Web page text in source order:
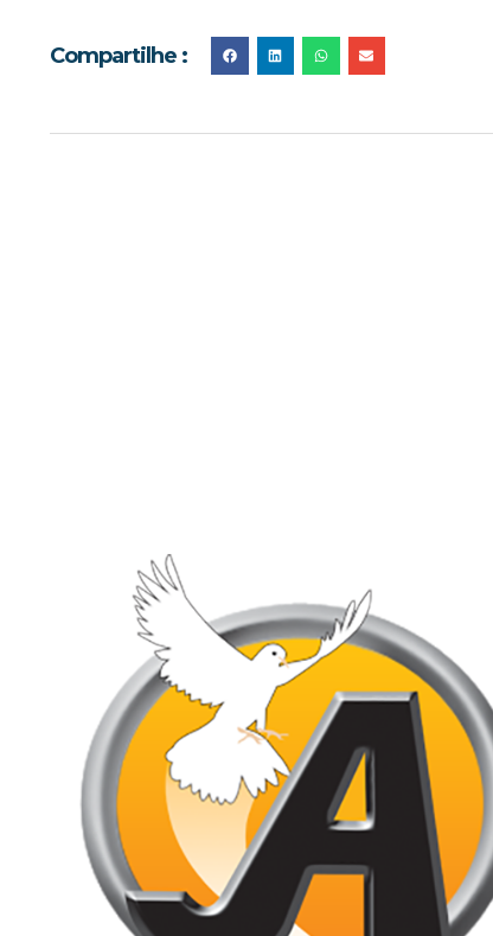
Compartilhe :